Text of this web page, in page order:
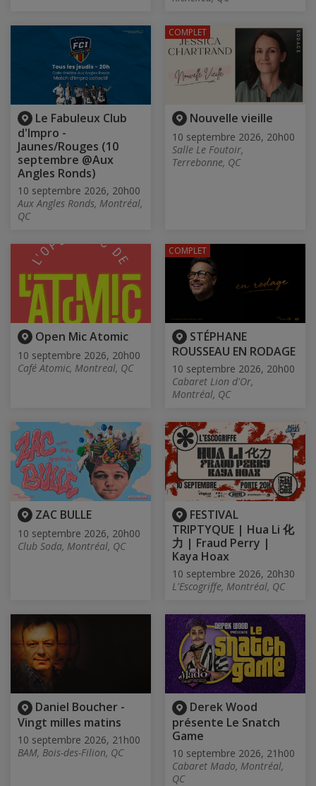
Le Fabuleux Club
d'Impro -
Jaunes/Rouges (10
septembre @Aux
Angles Ronds)
10 septembre 2026, 20h00
Aux Angles Ronds, Montréal,
QC
Nouvelle vieille
10 septembre 2026, 20h00
Salle Le Foutoir,
Terrebonne, QC
COMPLET
Open Mic Atomic
10 septembre 2026, 20h00
Café Atomic, Montreal, QC
STÉPHANE
ROUSSEAU EN RODAGE
10 septembre 2026, 20h00
Cabaret Lion d'Or,
Montréal, QC
COMPLET
ZAC BULLE
10 septembre 2026, 20h00
Club Soda, Montréal, QC
FESTIVAL
TRIPTYQUE | Hua Li 化
力 | Fraud Perry |
Kaya Hoax
10 septembre 2026, 20h30
L'Escogriffe, Montréal, QC
Daniel Boucher -
Vingt milles matins
10 septembre 2026, 21h00
BAM, Bois-des-Filion, QC
Derek Wood
présente Le Snatch
Game
10 septembre 2026, 21h00
Cabaret Mado, Montréal,
QC